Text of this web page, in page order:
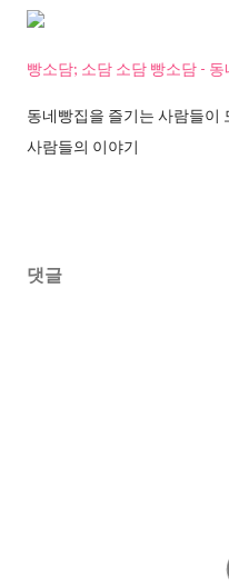
빵소담; 소담 소담 빵소담 -
동네빵집을 즐기는 사람들이
사람들의 이야기
댓글